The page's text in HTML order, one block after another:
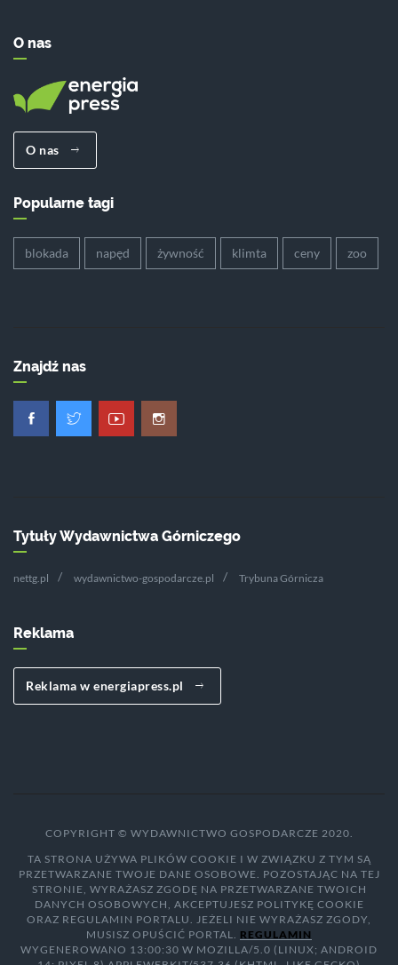
O nas
O nas
Popularne tagi
blokada napęd żywność klimta ceny zoo
Znajdź nas
Tytuły Wydawnictwa Górniczego
nettg.pl wydawnictwo-gospodarcze.pl Trybuna Górnicza
Reklama
Reklama w energiapress.pl
COPYRIGHT © WYDAWNICTWO GOSPODARCZE 2020.
TA STRONA UŻYWA PLIKÓW COOKIE I W ZWIĄZKU Z TYM SĄ
PRZETWARZANE TWOJE DANE OSOBOWE. POZOSTAJĄC NA TEJ
STRONIE, WYRAŻASZ ZGODĘ NA PRZETWARZANE TWOICH
DANYCH OSOBOWYCH, AKCEPTUJESZ POLITYKĘ COOKIE
ORAZ REGULAMIN PORTALU. JEŻELI NIE WYRAŻASZ ZGODY,
MUSISZ OPUŚCIĆ PORTAL. REGULAMIN
WYGENEROWANO 13:00:30 W MOZILLA/5.0 (LINUX; ANDROID